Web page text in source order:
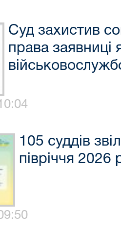
Суд захистив
права заявниці
105 суддів
півріччя 2026